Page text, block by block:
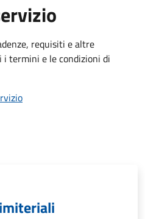
requisiti e altre
termini e le condizioni di